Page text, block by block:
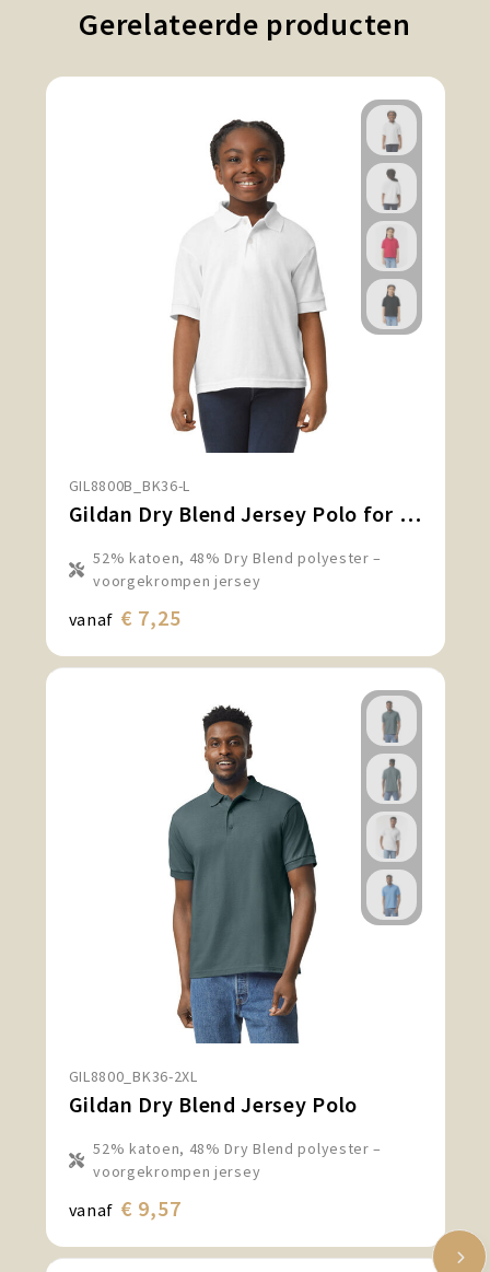
Gerelateerde producten
GIL8800B_BK36-L
Gildan Dry Blend Jersey Polo for kids
52% katoen, 48% Dry Blend polyester –
voorgekrompen jersey
vanaf € 7,25
GIL8800_BK36-2XL
Gildan Dry Blend Jersey Polo
52% katoen, 48% Dry Blend polyester –
voorgekrompen jersey
vanaf € 9,57